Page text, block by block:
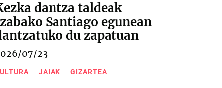
dantza taldeak
Santiago egunean
du zapatuan
07/23
JAIAK GIZARTEA